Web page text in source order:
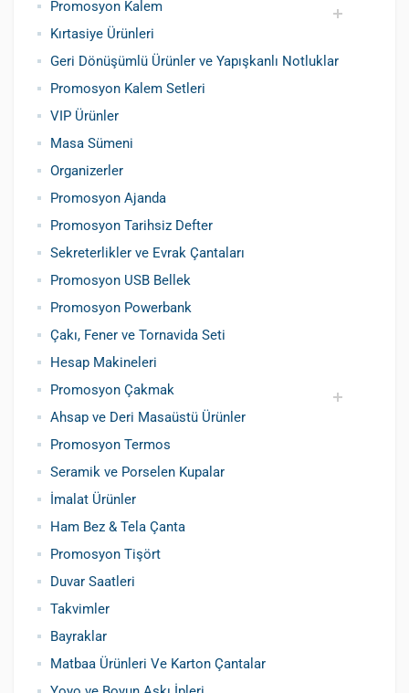
Promosyon Kalem
Promosyon Metal Kalem
Promosyon Roller Kalem
Promosyon Dokunmatik Kalem
Promosyon Plastik Kalem
Geri Dönüşümlü ve Tohumlu Kalemler
Promosyon Fosforlu Kalem
Kursun Kalemler
Kırtasiye Ürünleri
Geri Dönüşümlü Ürünler ve Yapışkanlı Notluklar
Promosyon Kalem Setleri
VIP Ürünler
Masa Sümeni
Organizerler
Promosyon Ajanda
Promosyon Tarihsiz Defter
Sekreterlikler ve Evrak Çantaları
Promosyon USB Bellek
Promosyon Powerbank
Çakı, Fener ve Tornavida Seti
Hesap Makineleri
Promosyon Çakmak
Siboplu Çakmak
Manyetolu Çakmak
Ahsap ve Deri Masaüstü Ürünler
Promosyon Termos
Seramik ve Porselen Kupalar
İmalat Ürünler
Ham Bez & Tela Çanta
Promosyon Tişört
Duvar Saatleri
Takvimler
Bayraklar
Matbaa Ürünleri Ve Karton Çantalar